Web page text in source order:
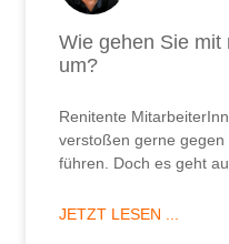
Wie gehen Sie mit
um?
Renitente
verstoßen gerne gegen
führen. Doch es geht
JETZT LESEN ...